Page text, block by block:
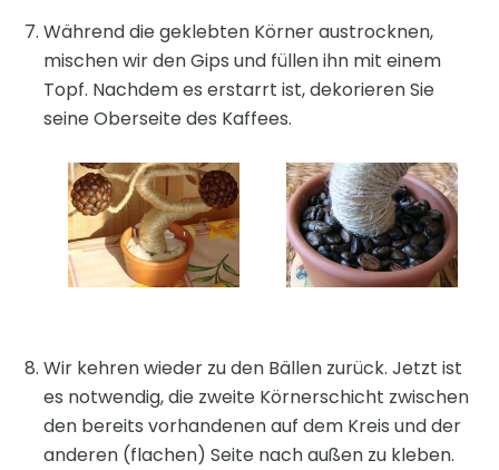
Während die geklebten Körner austrocknen,
mischen wir den Gips und füllen ihn mit einem
Topf. Nachdem es erstarrt ist, dekorieren Sie
seine Oberseite des Kaffees.
Wir kehren wieder zu den Bällen zurück. Jetzt ist
es notwendig, die zweite Körnerschicht zwischen
den bereits vorhandenen auf dem Kreis und der
anderen (flachen) Seite nach außen zu kleben.